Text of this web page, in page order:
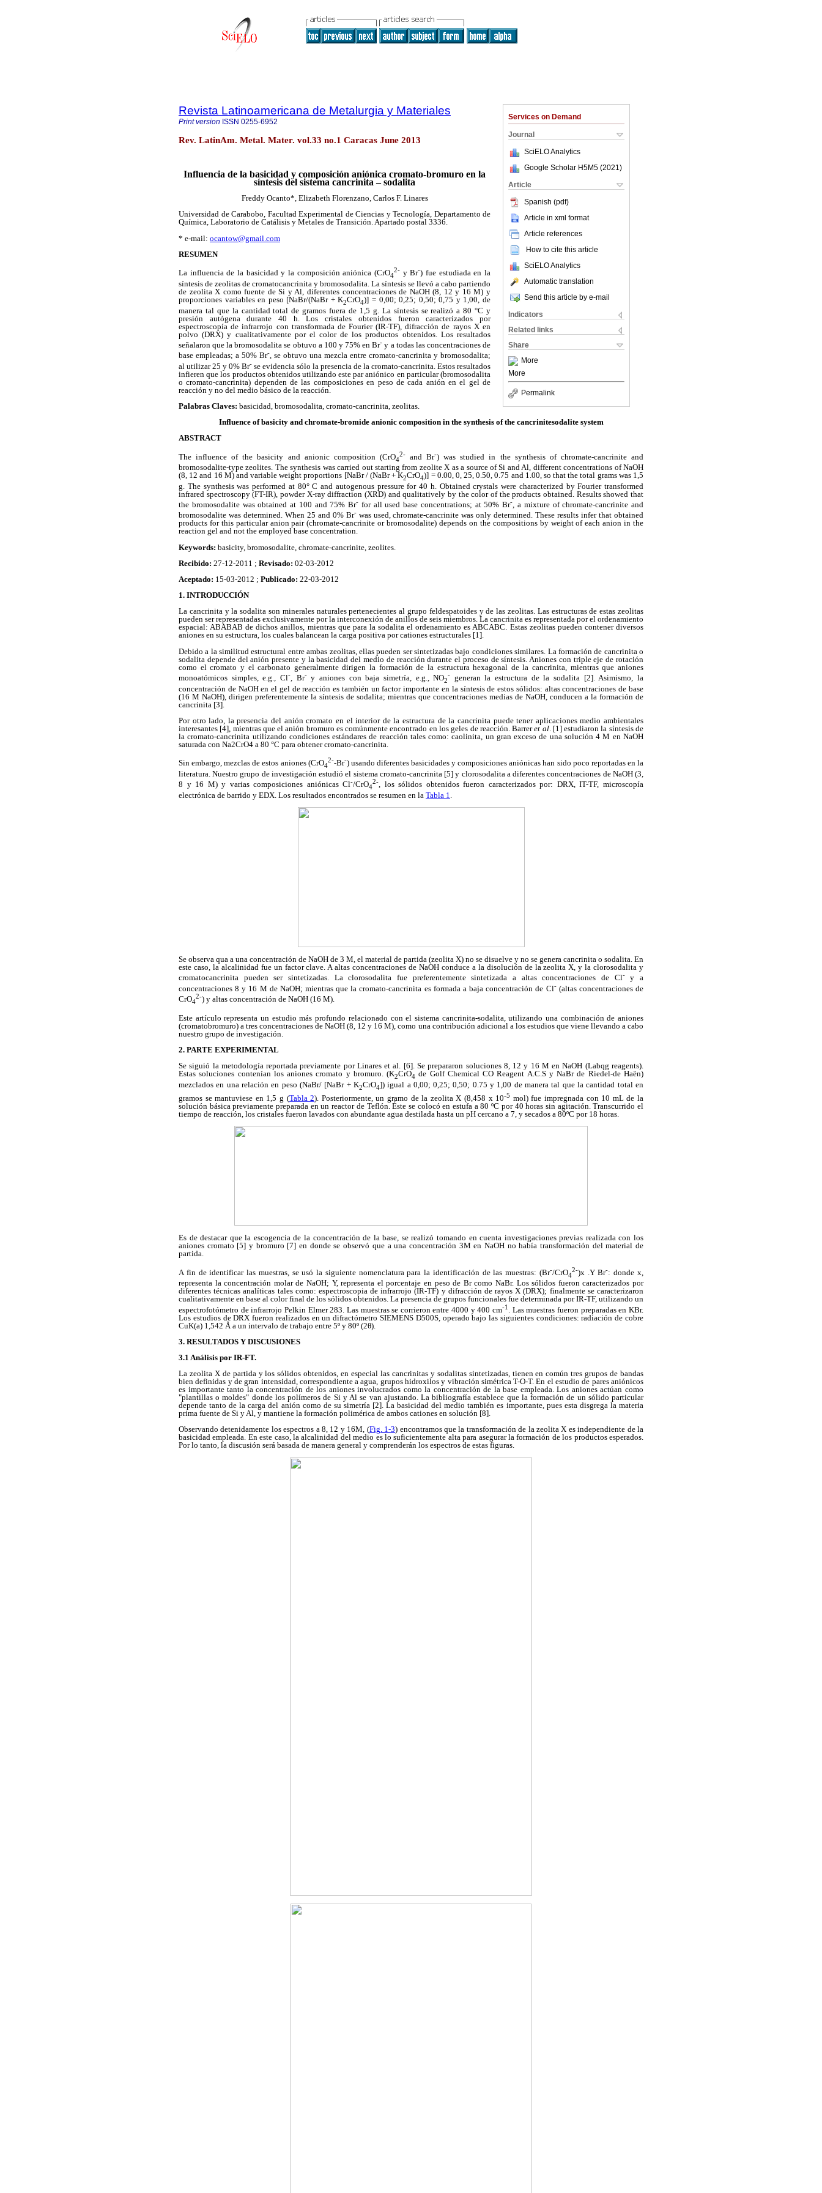
Services on Demand
Journal
SciELO Analytics
Google Scholar H5M5 (2021 )
Article
Spanish (pdf)
Article in xml format
Article references
How to cite this article
SciELO Analytics
Automatic translation
Send this article by e-mail
Indicators
Related links
Share
More
More
Permalink
Revista Latinoamericana de Metalurgia y Materiales
Print version ISSN 0255-6952
Rev. LatinAm. Metal. Mater. vol.33 no.1 Caracas June 2013
Influencia de la basicidad y composición aniónica cromato-bromuro en la
síntesis del sistema cancrinita – sodalita
Freddy Ocanto*, Elizabeth Florenzano, Carlos F. Linares
Universidad de Carabobo, Facultad Experimental de Ciencias y Tecnología, Departamento de
Química, Laboratorio de Catálisis y Metales de Transición. Apartado postal 3336.
* e-mail: ocantow@gmail.com
RESUMEN
La influencia de la basicidad y la composición aniónica (CrO4
2- y Br-) fue estudiada en la
síntesis de zeolitas de cromatocancrinita y bromosodalita. La síntesis se llevó a cabo partiendo
de zeolita X como fuente de Si y Al, diferentes concentraciones de NaOH (8, 12 y 16 M) y
proporciones variables en peso [NaBr/(NaBr + K2CrO4)] = 0,00; 0,25; 0,50; 0,75 y 1,00, de
manera tal que la cantidad total de gramos fuera de 1,5 g. La síntesis se realizó a 80 °C y
presión autógena durante 40 h. Los cristales obtenidos fueron caracterizados por
espectroscopía de infrarrojo con transformada de Fourier (IR-TF), difracción de rayos X en
polvo (DRX) y cualitativamente por el color de los productos obtenidos. Los resultados
señalaron que la bromosodalita se obtuvo a 100 y 75% en Br- y a todas las concentraciones de
base empleadas; a 50% Br-, se obtuvo una mezcla entre cromato-cancrinita y bromosodalita;
al utilizar 25 y 0% Br- se evidencia sólo la presencia de la cromato-cancrinita. Estos resultados
infieren que los productos obtenidos utilizando este par aniónico en particular (bromosodalita
o cromato-cancrinita) dependen de las composiciones en peso de cada anión en el gel de
reacción y no del medio básico de la reacción.
Palabras Claves: basicidad, bromosodalita, cromato-cancrinita, zeolitas.
Influence of basicity and chromate-bromide anionic composition in the synthesis of the cancrinitesodalite system
ABSTRACT
The influence of the basicity and anionic composition (CrO4
2- and Br-) was studied in the synthesis of chromate-cancrinite and
bromosodalite-type zeolites. The synthesis was carried out starting from zeolite X as a source of Si and Al, different concentrations of NaOH
(8, 12 and 16 M) and variable weight proportions [NaBr / (NaBr + K2CrO4)] = 0.00, 0, 25, 0.50, 0.75 and 1.00, so that the total grams was 1,5
g. The synthesis was performed at 80° C and autogenous pressure for 40 h. Obtained crystals were characterized by Fourier transformed
infrared spectroscopy (FT-IR), powder X-ray diffraction (XRD) and qualitatively by the color of the products obtained. Results showed that
the bromosodalite was obtained at 100 and 75% Br- for all used base concentrations; at 50% Br-, a mixture of chromate-cancrinite and
bromosodalite was determined. When 25 and 0% Br- was used, chromate-cancrinite was only determined. These results infer that obtained
products for this particular anion pair (chromate-cancrinite or bromosodalite) depends on the compositions by weight of each anion in the
reaction gel and not the employed base concentration.
Keywords: basicity, bromosodalite, chromate-cancrinite, zeolites.
Recibido: 27-12-2011 ; Revisado: 02-03-2012
Aceptado: 15-03-2012 ; Publicado: 22-03-2012
1. INTRODUCCIÓN
La cancrinita y la sodalita son minerales naturales pertenecientes al grupo feldespatoides y de las zeolitas. Las estructuras de estas zeolitas
pueden ser representadas exclusivamente por la interconexión de anillos de seis miembros. La cancrinita es representada por el ordenamiento
espacial: ABABAB de dichos anillos, mientras que para la sodalita el ordenamiento es ABCABC. Estas zeolitas pueden contener diversos
aniones en su estructura, los cuales balancean la carga positiva por cationes estructurales [1].
Debido a la similitud estructural entre ambas zeolitas, ellas pueden ser sintetizadas bajo condiciones similares. La formación de cancrinita o
sodalita depende del anión presente y la basicidad del medio de reacción durante el proceso de síntesis. Aniones con triple eje de rotación
como el cromato y el carbonato generalmente dirigen la formación de la estructura hexagonal de la cancrinita, mientras que aniones
monoatómicos simples, e.g., Cl-, Br- y aniones con baja simetría, e.g., NO2
- generan la estructura de la sodalita [2]. Asimismo, la
concentración de NaOH en el gel de reacción es también un factor importante en la síntesis de estos sólidos: altas concentraciones de base
(16 M NaOH), dirigen preferentemente la síntesis de sodalita; mientras que concentraciones medias de NaOH, conducen a la formación de
cancrinita [3].
Por otro lado, la presencia del anión cromato en el interior de la estructura de la cancrinita puede tener aplicaciones medio ambientales
interesantes [4], mientras que el anión bromuro es comúnmente encontrado en los geles de reacción. Barreret al. [1] estudiaron la síntesis de
la cromato-cancrinita utilizando condiciones estándares de reacción tales como: caolinita, un gran exceso de una solución 4 M en NaOH
saturada con Na2CrO4 a 80 °C para obtener cromato-cancrinita.
Sin embargo, mezclas de estos aniones (CrO4
2--Br-) usando diferentes basicidades y composiciones aniónicas han sido poco reportadas en la
literatura. Nuestro grupo de investigación estudió el sistema cromato-cancrinita [5] y clorosodalita a diferentes concentraciones de NaOH (3,
8 y 16 M) y varias composiciones aniónicas Cl-/CrO4
2-, los sólidos obtenidos fueron caracterizados por: DRX, IT-TF, microscopía
electrónica de barrido y EDX. Los resultados encontrados se resumen en la Tabla 1
Se observa qua a una concentración de NaOH de 3 M, el material de partida (zeolita X) no se disuelve y no se genera cancrinita o sodalita. En
este caso, la alcalinidad fue un factor clave. A altas concentraciones de NaOH conduce a la disolución de la zeolita X, y la clorosodalita y
cromatocancrinita pueden ser sintetizadas. La clorosodalita fue preferentemente sintetizada a altas concentraciones de Cl- y a
concentraciones 8 y 16 M de NaOH; mientras que la cromato-cancrinita es formada a baja concentración de Cl- (altas concentraciones de
CrO4
2-) y altas concentración de NaOH (16 M).
Este artículo representa un estudio más profundo relacionado con el sistema cancrinita-sodalita, utilizando una combinación de aniones
(cromatobromuro) a tres concentraciones de NaOH (8, 12 y 16 M), como una contribución adicional a los estudios que viene llevando a cabo
nuestro grupo de investigación.
2. PARTE EXPERIMENTAL
Se siguió la metodología reportada previamente por Linares et al. [6]. Se prepararon soluciones 8, 12 y 16 M en NaOH (Labqg reagents).
Estas soluciones contenían los aniones cromato y bromuro. (K2CrO4 de Golf Chemical CO Reagent A.C.S y NaBr de Riedel-de Haën)
mezclados en una relación en peso (NaBr/ [NaBr + K2CrO4]) igual a 0,00; 0,25; 0,50; 0.75 y 1,00 de manera tal que la cantidad total en
gramos se mantuviese en 1,5 g (Tabla 2). Posteriormente, un gramo de la zeolita X (8,458 x 10-5 mol) fue impregnada con 10 mL de la
solución básica previamente preparada en un reactor de Teflón. Éste se colocó en estufa a 80 ºC por 40 horas sin agitación. Transcurrido el
tiempo de reacción, los cristales fueron lavados con abundante agua destilada hasta un pH cercano a 7, y secados a 80ºC por 18 horas.
Es de destacar que la escogencia de la concentración de la base, se realizó tomando en cuenta investigaciones previas realizada con los
aniones cromato [5] y bromuro [7] en donde se observó que a una concentración 3M en NaOH no había transformación del material de
partida.
A fin de identificar las muestras, se usó la siguiente nomenclatura para la identificación de las muestras: (Br-/CrO4
2-)x .Y Br-: donde x,
representa la concentración molar de NaOH; Y, representa el porcentaje en peso de Br como NaBr. Los sólidos fueron caracterizados por
diferentes técnicas analíticas tales como: espectroscopia de infrarrojo (IR-TF) y difracción de rayos X (DRX); finalmente se caracterizaron
cualitativamente en base al color final de los sólidos obtenidos. La presencia de grupos funcionales fue determinada por IR-TF, utilizando un
espectrofotómetro de infrarrojo Pelkin Elmer 283. Las muestras se corrieron entre 4000 y 400 cm-1
. Las muestras fueron preparadas en KBr.
Los estudios de DRX fueron realizados en un difractómetro SIEMENS D500S, operado bajo las siguientes condiciones: radiación de cobre
CuK(a) 1,542 Å a un intervalo de trabajo entre 5º y 80º (2θ).
3. RESULTADOS Y DISCUSIONES
3.1 Análisis por IR-FT.
La zeolita X de partida y los sólidos obtenidos, en especial las cancrinitas y sodalitas sintetizadas, tienen en común tres grupos de bandas
bien definidas y de gran intensidad, correspondiente a agua, grupos hidroxilos y vibración simétrica T-O-T. En el estudio de pares aniónicos
es importante tanto la concentración de los aniones involucrados como la concentración de la base empleada. Los aniones actúan como
"plantillas o moldes" donde los polímeros de Si y Al se van ajustando. La bibliografía establece que la formación de un sólido particular
depende tanto de la carga del anión como de su simetría [2]. La basicidad del medio también es importante, pues esta disgrega la materia
prima fuente de Si y Al, y mantiene la formación polimérica de ambos cationes en solución [8].
Observando detenidamente los espectros a 8, 12 y 16M, (Fig. 1-3) encontramos que la transformación de la zeolita X es independiente de la
basicidad empleada. En este caso, la alcalinidad del medio es lo suficientemente alta para asegurar la formación de los productos esperados.
Por lo tanto, la discusión será basada de manera general y comprenderán los espectros de estas figuras.